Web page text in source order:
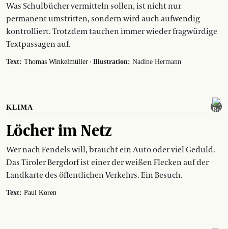
Was Schulbücher vermitteln sollen, ist nicht nur
permanent umstritten, sondern wird auch aufwendig
kontrolliert. Trotzdem tauchen immer wieder fragwürdige
Textpassagen auf.
Text: Thomas Winkelmüller · Illustration: Nadine Hermann
KLIMA
Löcher im Netz
Wer nach Fendels will, braucht ein Auto oder viel Geduld.
Das Tiroler Bergdorf ist einer der weißen Flecken auf der
Landkarte des öffentlichen Verkehrs. Ein Besuch.
Text: Paul Koren